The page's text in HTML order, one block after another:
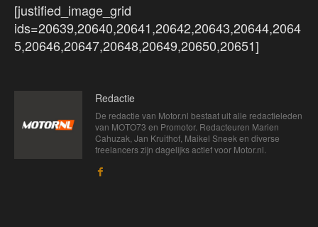
[justified_image_grid
ids=20639,20640,20641,20642,20643,20644,2064
5,20646,20647,20648,20649,20650,20651]
Redactie
De redactie van Motor.nl bestaat uit alle redactieleden
van MOTO73 en Promotor. Redacteuren Marien
Cahuzak, Jan Kruithof, Maikel Sneek en diverse
freelancers zijn dagelijks actief voor Motor.nl.